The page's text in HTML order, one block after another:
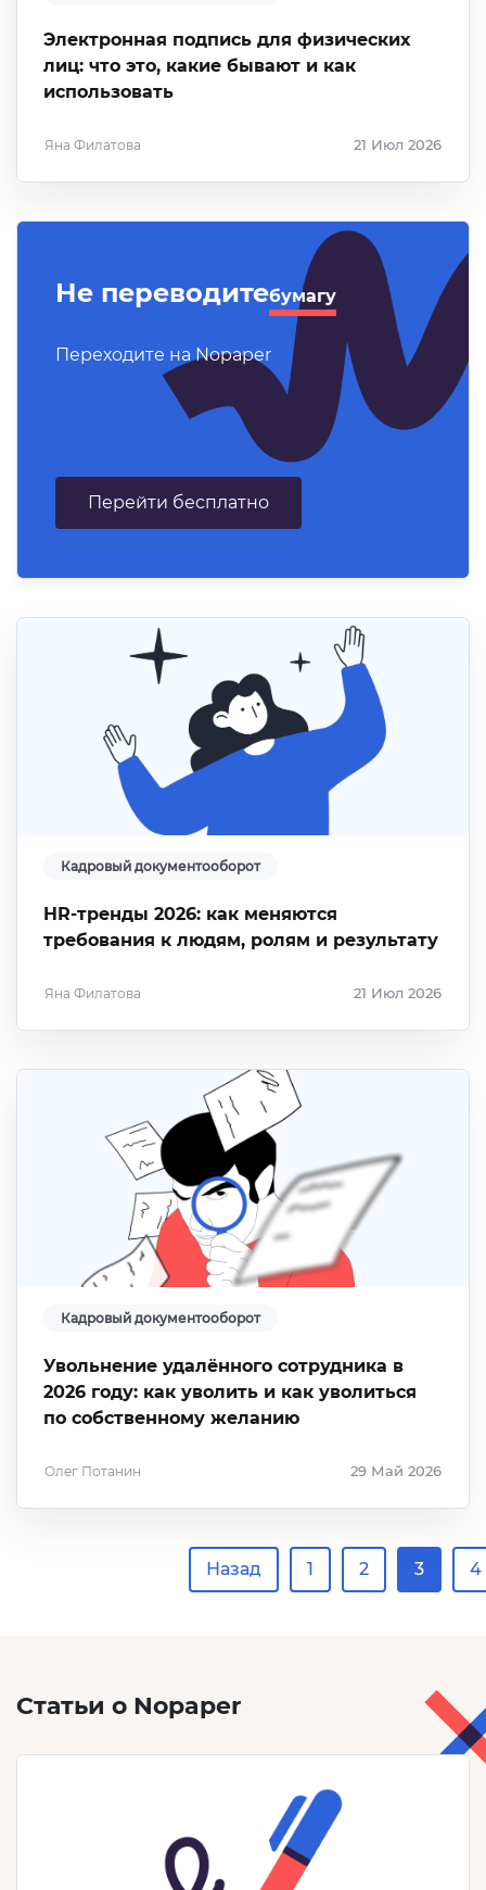
Электронная подпись для физических
лиц: что это, какие бывают и как
использовать
Яна Филатова 21 Июл 2026
Не переводитебумагу
Переходите на Nopaper
Перейти бесплатно
Кадровый документооборот
HR-тренды 2026: как меняются
требования к людям, ролям и результату
Яна Филатова 21 Июл 2026
Кадровый документооборот
Увольнение удалённого сотрудника в
2026 году: как уволить и как уволиться
по собственному желанию
Олег Потанин 29 Май 2026
Назад 1 2 3 4
Статьи о Nopaper